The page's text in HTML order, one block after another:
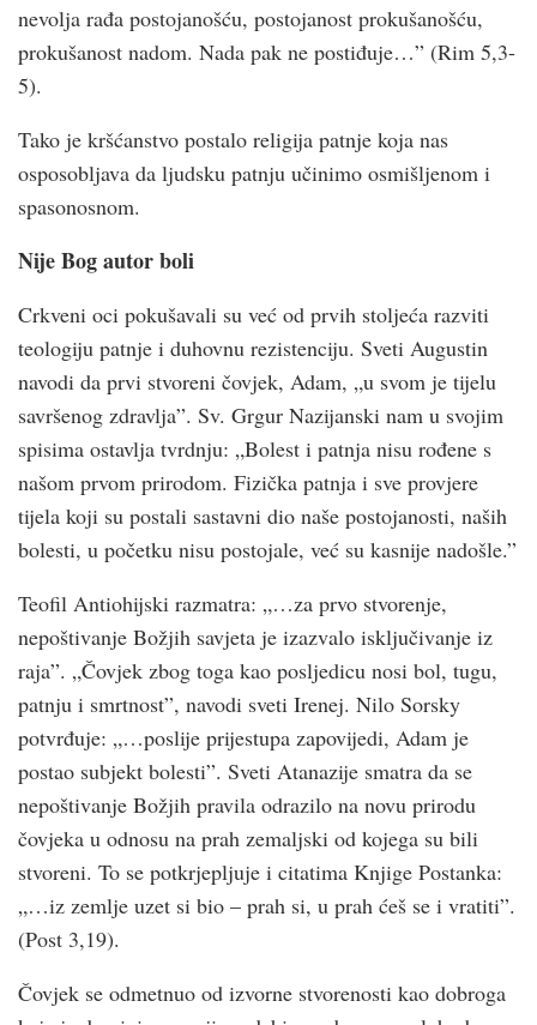
nevolja rađa postojanošću, postojanost prokušanošću,
prokušanost nadom. Nada pak ne postiđuje…” (Rim 5,3-
5).
Tako je kršćanstvo postalo religija patnje koja nas
osposobljava da ljudsku patnju učinimo osmišljenom i
spasonosnom.
Nije Bog autor boli
Crkveni oci pokušavali su već od prvih stoljeća razviti
teologiju patnje i duhovnu rezistenciju. Sveti Augustin
navodi da prvi stvoreni čovjek, Adam, „u svom je tijelu
savršenog zdravlja”. Sv. Grgur Nazijanski nam u svojim
spisima ostavlja tvrdnju: „Bolest i patnja nisu rođene s
našom prvom prirodom. Fizička patnja i sve provjere
tijela koji su postali sastavni dio naše postojanosti, naših
bolesti, u početku nisu postojale, već su kasnije nadošle.”
Teofil Antiohijski razmatra: „…za prvo stvorenje,
nepoštivanje Božjih savjeta je izazvalo isključivanje iz
raja”. „Čovjek zbog toga kao posljedicu nosi bol, tugu,
patnju i smrtnost”, navodi sveti Irenej. Nilo Sorsky
potvrđuje: „…poslije prijestupa zapovijedi, Adam je
postao subjekt bolesti”. Sveti Atanazije smatra da se
nepoštivanje Božjih pravila odrazilo na novu prirodu
čovjeka u odnosu na prah zemaljski od kojega su bili
stvoreni. To se potkrjepljuje i citatima Knjige Postanka:
„…iz zemlje uzet si bio – prah si, u prah ćeš se i vratiti”.
(Post 3,19).
Čovjek se odmetnuo od izvorne stvorenosti kao dobroga